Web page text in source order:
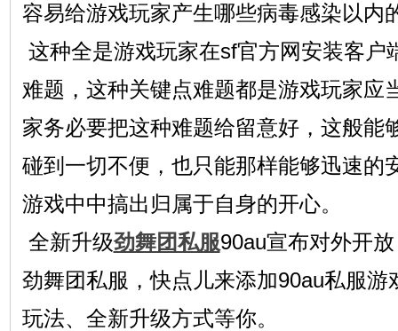
容易给游戏玩家产生哪些病毒感染以内
这种全是游戏玩家在sf官方网安装客户
难题，这种关键点难题都是游戏玩家应
家务必要把这种难题给留意好，这般能
碰到一切不便，也只能那样能够迅速的
游戏中中搞出归属于自身的开心。
全新升级劲舞团私服90au宣布对外开
劲舞团私服，快点儿来添加90au私服游
玩法、全新升级方式等你。